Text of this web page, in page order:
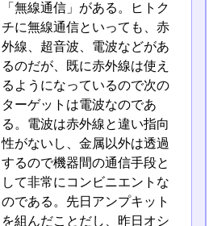
「無線通信」がある。ヒトク
チに無線通信といっても、赤
外線、超音波、電波などがあ
るのだが、既に赤外線は使え
るようになっているので次の
ターゲットは電波なのであ
る。電波は赤外線と違い指向
性がないし、金属以外は透過
するので機器間の通信手段と
して非常にコンビニエントな
のである。先日アンプキット
を組んだことだし、昨日オシ